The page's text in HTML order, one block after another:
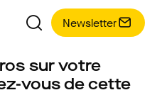
Newsletter
sur votre
vous de cette